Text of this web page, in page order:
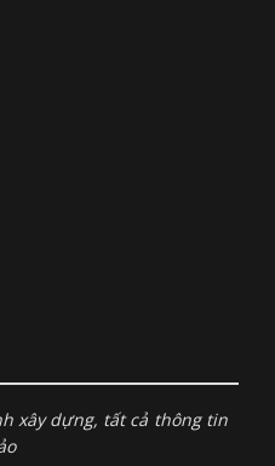
xây dựng, tất cả thông tin